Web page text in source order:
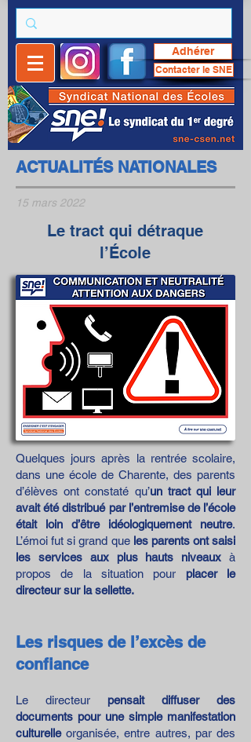
Adhérer
Contacter le SNE
ACTUALITÉS NATIONALES
15 mars 2022
Le tract qui détraque
l’École
Quelques jours après la rentrée scolaire,
dans une école de Charente, des parents
d’élèves ont constaté qu’un tract qui leur
avait été distribué par l’entremise de l’école
était loin d’être idéologiquement neutre.
L’émoi fut si grand que les parents ont saisi
les services aux plus hauts niveaux à
propos de la situation pour placer le
directeur sur la sellette.
Les risques de l’excès de
confiance
Le directeur pensait diffuser des
documents pour une simple manifestation
culturelleorganisée, entre autres, par des